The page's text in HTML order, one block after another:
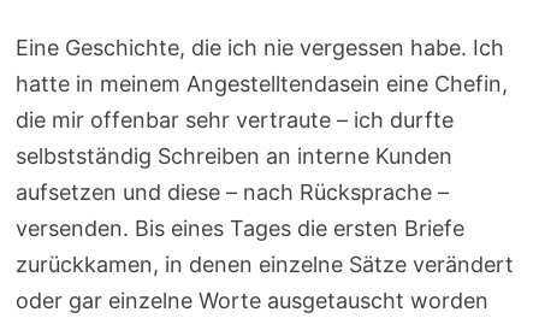
Eine Geschichte, die ich nie vergessen habe. Ich
hatte in meinem Angestelltendasein eine Chefin,
die mir offenbar sehr vertraute – ich durfte
selbstständig Schreiben an interne Kunden
aufsetzen und diese – nach Rücksprache –
versenden. Bis eines Tages die ersten Briefe
zurückkamen, in denen einzelne Sätze verändert
oder gar einzelne Worte ausgetauscht worden